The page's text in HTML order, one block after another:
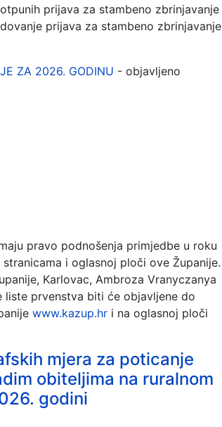
prijava za stambeno zbrinjavanje
prijava za stambeno zbrinjavanje
ZA 2026. GODINU - objavljeno
pravo podnošenja primjedbe u roku
i oglasnoj ploči ove Županije.
Karlovac, Ambroza Vranyczanya
liste prvenstva biti će objavljene do
www.kazup.hr i na oglasnoj ploči
mjera za poticanje
obiteljima na ruralnom
godini